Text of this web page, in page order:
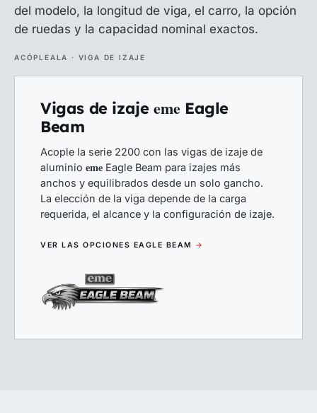
del modelo, la longitud de viga, el carro, la opción
de ruedas y la capacidad nominal exactos.
ACÓPLEALA · VIGA DE IZAJE
Vigas de izaje emeEagle
Beam
Acople la serie 2200 con las vigas de izaje de
aluminio emeEagle Beam para izajes más
anchos y equilibrados desde un solo gancho.
La elección de la viga depende de la carga
requerida, el alcance y la configuración de izaje.
VER LAS OPCIONES EAGLE BEAM →